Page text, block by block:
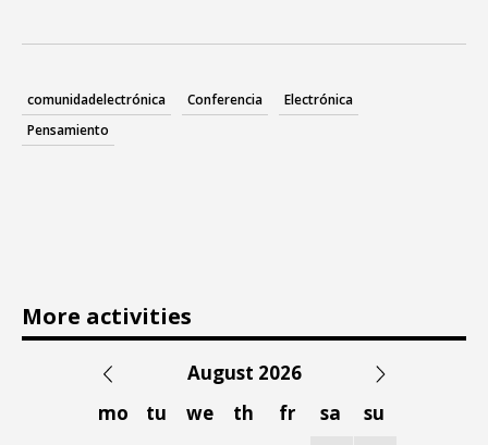
comunidadelectrónica Conferencia
Electrónica
Pensamiento
More activities
August 2026
mo
tu we th fr sa su